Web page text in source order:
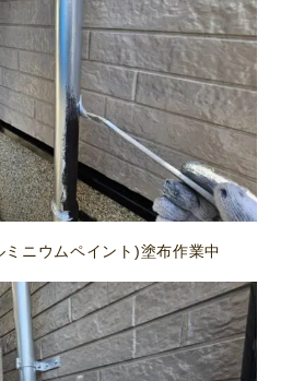
ニウムペイント)塗布作業中